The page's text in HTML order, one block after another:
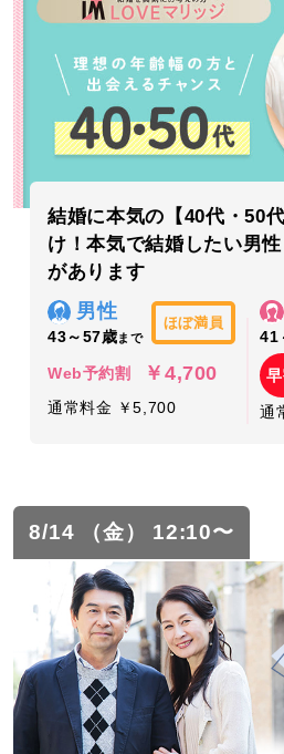
結婚に本気の【40代・50
け！本気で結婚したい男
があります
男性
43～57歳まで
ほぼ満員
Web予約割 ￥4,700
通常料金 ￥5,700
41
通
8/14 （金） 12:10〜